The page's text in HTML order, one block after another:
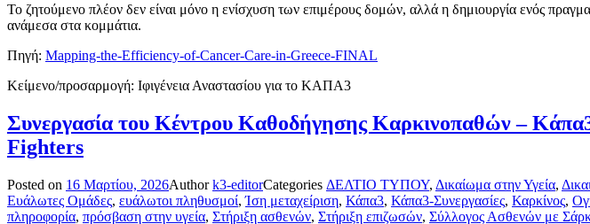
Το ζητούμενο πλέον δεν είναι μόνο η ενίσχυση των επιμέρους δομών, αλλά η δημιουργία ενός
ανάμεσα στα κομμάτια.
Πηγή: Mapping-the-Efficiency-of-Cancer-Care-in-Greece-FINAL
Κείμενο/προσαρμογή: Ιφιγένεια Αναστασίου για το ΚΑΠΑ3
Συνεργασία του Κέντρου Καθοδήγησης Καρκινοπαθών –
Fighters
Posted on 16 Μαρτίου, 2026Authork3-editorCategories ΔΕΛΤΙΟ ΤΥΠΟΥ, Δικαίωμα στην Υγεία,
Ευάλωτες Ομάδες, ευάλωτοι πληθυσμοί,Ίση μεταχείριση, Κάπα3, Κάπα3-Συνεργασίες, Καρκίνος,
πληροφορία, πρόσβαση στην υγεία, Στήριξη ασθενών, Στήριξη επιζωσών, Σύλλογος Ασθενών με